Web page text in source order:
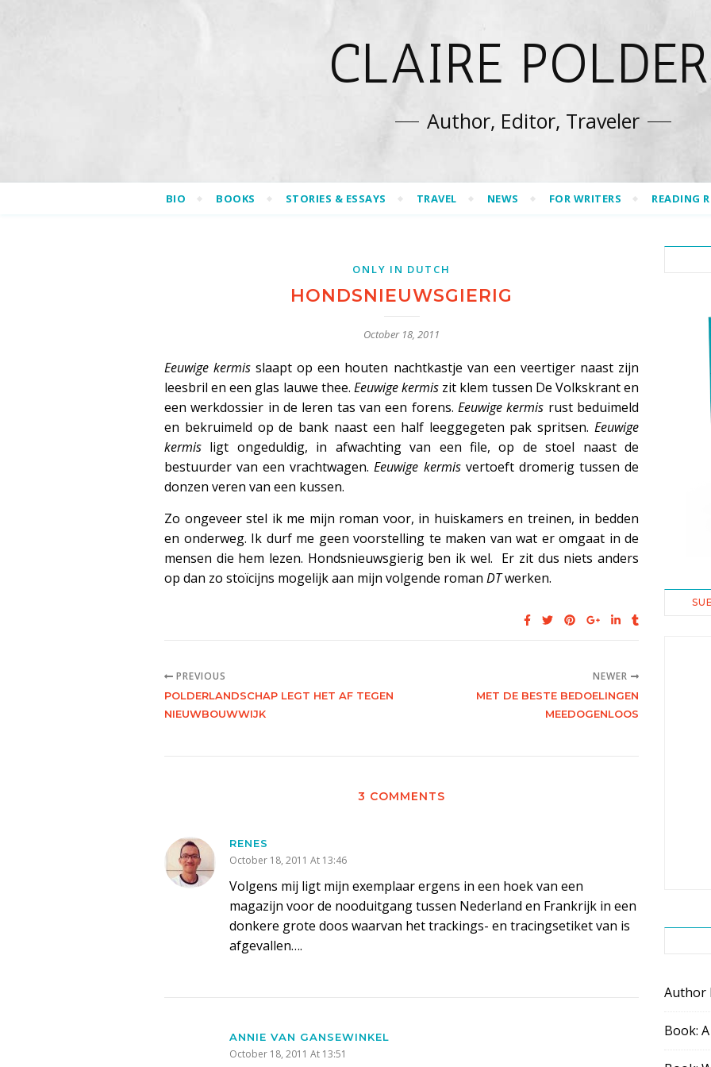
CLAIRE
Author, Editor, Traveler
BIO BOOKS STORIES & ESSAYS TRAVEL NEWS FOR WRITERS READING
ONLY IN DUTCH
HONDSNIEUWSGIERIG
October 18, 2011
Eeuwige kermis slaapt op een houten nachtkastje van een veertiger naast zijn
leesbril en een glas lauwe thee. Eeuwige kermis zit klem tussen De Volkskrant en
een werkdossier in de leren tas van een forens. Eeuwige kermis rust beduimeld
en bekruimeld op de bank naast een half leeggegeten pak spritsen. Eeuwige
kermis ligt ongeduldig, in afwachting van een file, op de stoel naast de
bestuurder van een vrachtwagen.Eeuwige kermisvertoeft dromerig tussen de
donzen veren van een kussen.
Zo ongeveer stel ik me mijn roman voor, in huiskamers en treinen, in bedden
en onderweg. Ik durf me geen voorstelling te maken van wat er omgaat in de
mensen die hem lezen. Hondsnieuwsgierig ben ik wel. Er zit dus niets anders
op dan zo stoïcijns mogelijk aan mijn volgende roman DTwerken.
PREVIOUS
POLDERLANDSCHAP LEGT HET AF TEGEN
NIEUWBOUWWIJK
NEWER
MET DE BESTE BEDOELINGEN
MEEDOGENLOOS
3 COMMENTS
RENES
October 18, 2011 At 13:46
Volgens mij ligt mijn exemplaar ergens in een hoek van een
magazijn voor de nooduitgang tussen Nederland en Frankrijk in een
donkere grote doos waarvan het trackings- en tracingsetiket van is
afgevallen….
ANNIE VAN GANSEWINKEL
October 18, 2011 At 13:51
Author
Book: